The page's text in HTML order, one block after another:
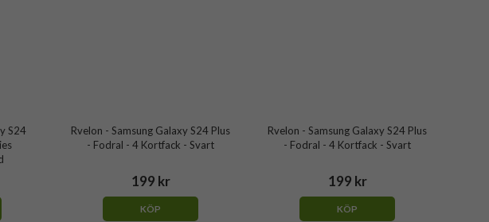
S24
Rvelon - Samsung Galaxy S24 Plus
- Fodral - 4 Kortfack - Svart
199 kr
KÖP
Rvelon - Samsung Galaxy S24 Plus
- Fodral - 4 Kortfack - Svart
199 kr
KÖP